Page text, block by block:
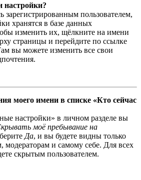
настройки?
зарегистрированным пользователем,
хранятся в базе данных
изменить их, щёлкните на имени
страницы и перейдите по ссылке
вы можете изменить все свои
моего имени в списке «Кто сейчас
настройки» в личном разделе вы
моё пребывание на
Да, и вы будете видны только
модераторам и самому себе. Для всех
скрытым пользователем.